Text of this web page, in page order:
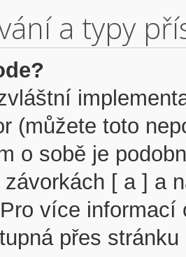
a typy
(můžete toto
o sobě je
[ a ] a
více informací
přes